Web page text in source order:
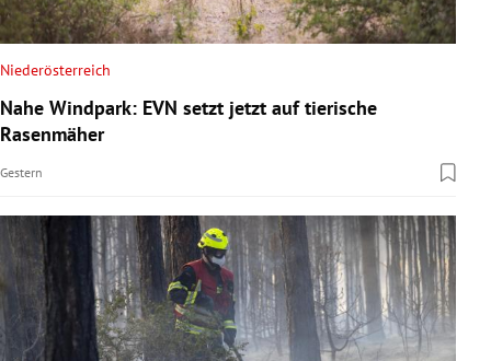
Niederösterreich
Nahe Windpark: EVN setzt jetzt auf tierische
Rasenmäher
Gestern